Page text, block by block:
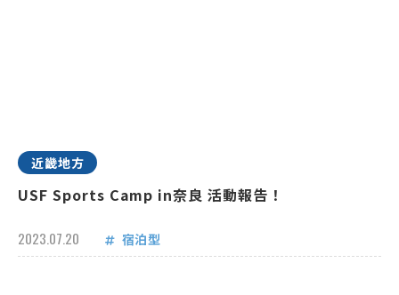
近畿地方
USF Sports Camp in奈良 活動報告！
2023.07.20 宿泊型